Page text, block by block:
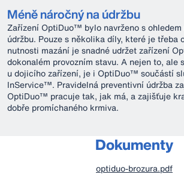
Méně náročný na údržbu
Zařízení OptiDuo™ bylo navrženo s ohledem
údržbu. Pouze s několika díly, které je třeba
nutnosti mazání je snadné udržet zařízení
dokonalém provozním stavu. A nejen to, ale
u dojicího zařízení, je i OptiDuo™ součástí
InService™. Pravidelná preventivní údržba
OptiDuo™ pracuje tak, jak má, a zajišťuje
dobře promíchaného krmiva.
Dokumenty
optiduo-brozura.pdf